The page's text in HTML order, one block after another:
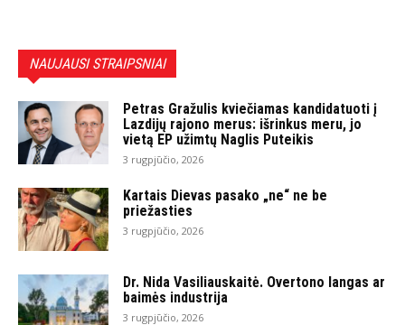
NAUJAUSI STRAIPSNIAI
Petras Gražulis kviečiamas kandidatuoti į
Lazdijų rajono merus: išrinkus meru, jo
vietą EP užimtų Naglis Puteikis
3 rugpjūčio, 2026
Kartais Dievas pasako „ne“ ne be
priežasties
3 rugpjūčio, 2026
Dr. Nida Vasiliauskaitė. Overtono langas ar
baimės industrija
3 rugpjūčio, 2026